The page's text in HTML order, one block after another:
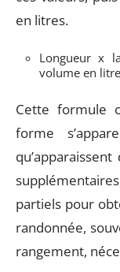
en litres.
Longueur x
volume en
Cette formule
forme
partiels pour
randonnée,
rangement,